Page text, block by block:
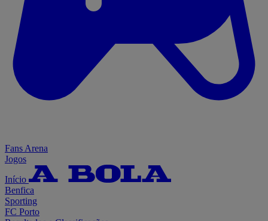
Fans Arena
Jogos
Início
Benfica
Sporting
FC Porto